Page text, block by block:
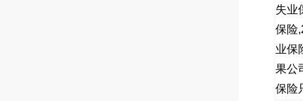
失业
保险
业保
果公
保险